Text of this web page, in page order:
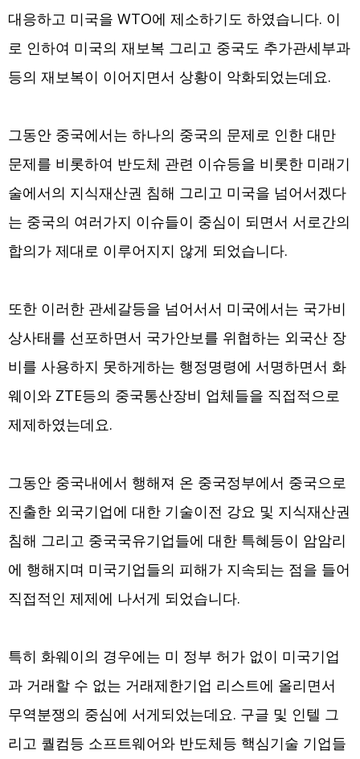
대응하고 미국을 WTO에 제소하기도 하였습니다. 이
로 인하여 미국의 재보복 그리고 중국도 추가관세부과
등의 재보복이 이어지면서 상황이 악화되었는데요.
그동안 중국에서는 하나의 중국의 문제로 인한 대만
문제를 비롯하여 반도체 관련 이슈등을 비롯한 미래기
술에서의 지식재산권 침해 그리고 미국을 넘어서겠다
는 중국의 여러가지 이슈들이 중심이 되면서 서로간의
합의가 제대로 이루어지지 않게 되었습니다.
또한 이러한 관세갈등을 넘어서서 미국에서는 국가비
상사태를 선포하면서 국가안보를 위협하는 외국산 장
비를 사용하지 못하게하는 행정명령에 서명하면서 화
웨이와 ZTE등의 중국통산장비 업체들을 직접적으로
제제하였는데요.
그동안 중국내에서 행해져 온 중국정부에서 중국으로
진출한 외국기업에 대한 기술이전 강요 및 지식재산권
침해 그리고 중국국유기업들에 대한 특혜등이 암암리
에 행해지며 미국기업들의 피해가 지속되는 점을 들어
직접적인 제제에 나서게 되었습니다.
특히 화웨이의 경우에는 미 정부 허가 없이 미국기업
과 거래할 수 없는 거래제한기업 리스트에 올리면서
무역분쟁의 중심에 서게되었는데요. 구글 및 인텔 그
리고 퀄컴등 소프트웨어와 반도체등 핵심기술 기업들